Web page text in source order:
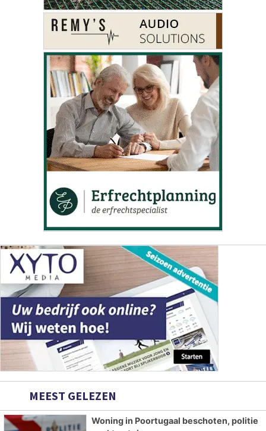
MEEST GELEZEN
Woning in Poortugaal beschoten, politie